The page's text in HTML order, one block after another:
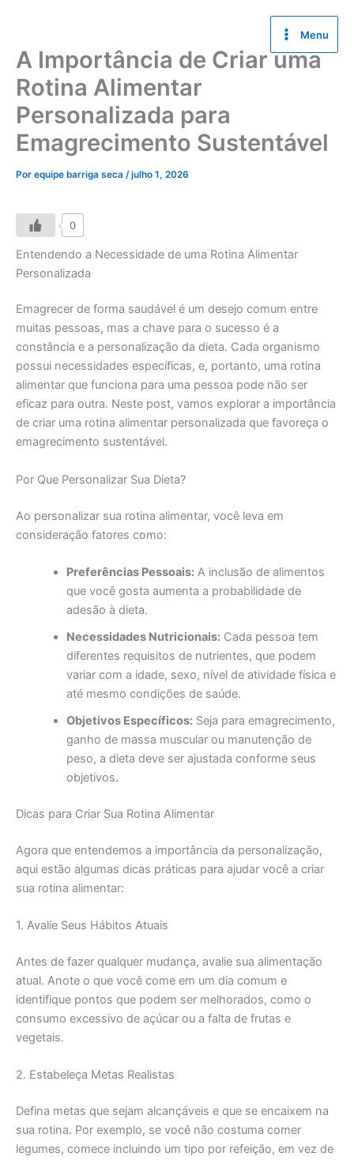
conteúdo
Menu
A Importância de Criar uma
Rotina Alimentar
Personalizada para
Emagrecimento Sustentável
Por equipe barriga seca /julho 1, 2026
0
Entendendo a Necessidade de uma Rotina Alimentar
Personalizada
Emagrecer de forma saudável é um desejo comum entre
muitas pessoas, mas a chave para o sucesso é a
constância e a personalização da dieta. Cada organismo
possui necessidades específicas, e, portanto, uma rotina
alimentar que funciona para uma pessoa pode não ser
eficaz para outra. Neste post, vamos explorar a importância
de criar uma rotina alimentar personalizada que favoreça o
emagrecimento sustentável.
Por Que Personalizar Sua Dieta?
Ao personalizar sua rotina alimentar, você leva em
consideração fatores como:
Preferências Pessoais:A inclusão de alimentos
que você gosta aumenta a probabilidade de
adesão à dieta.
Necessidades Nutricionais:Cada pessoa tem
diferentes requisitos de nutrientes, que podem
variar com a idade, sexo, nível de atividade física e
até mesmo condições de saúde.
Objetivos Específicos:Seja para emagrecimento,
ganho de massa muscular ou manutenção de
peso, a dieta deve ser ajustada conforme seus
objetivos.
Dicas para Criar Sua Rotina Alimentar
Agora que entendemos a importância da personalização,
aqui estão algumas dicas práticas para ajudar você a criar
sua rotina alimentar:
1. Avalie Seus Hábitos Atuais
Antes de fazer qualquer mudança, avalie sua alimentação
atual. Anote o que você come em um dia comum e
identifique pontos que podem ser melhorados, como o
consumo excessivo de açúcar ou a falta de frutas e
vegetais.
2. Estabeleça Metas Realistas
Defina metas que sejam alcançáveis e que se encaixem na
sua rotina. Por exemplo, se você não costuma comer
legumes, comece incluindo um tipo por refeição, em vez de